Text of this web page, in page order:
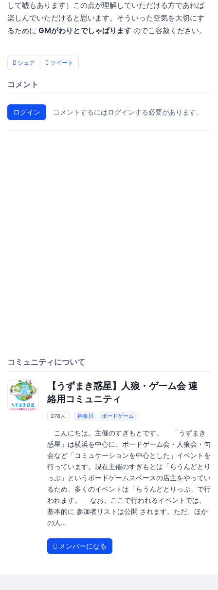
して嘘もあります）この点が理解していただける方であれば
楽しんでいただけると思います。そういった空気を大切にす
るために GMがわりとでしゃばります のでご容赦ください。
シェア ツイート
コメント
ログイン コメントするにはログインする必要があります。
コミュニティについて
【うずまき惑星】人狼・ゲーム会 連
絡用コミュニティ
278人 神奈川 ボードゲーム
こんにちは。主催のすぎもとです。 「うずまき
惑星」は横浜を中心に、ボードゲーム会・人狼会・句
会など「コミュケーションを中心とした」イベントを
行っています。現在主催のすぎもとは「らうんどとり
っぷ」というボードゲームスペースの店主をやってい
るため、多くのイベントは「らうんどとりっぷ」で行
われます。 なお、ここで行われるイベントでは、
基本的に 参加者リストは公開 されます。ただ、ほか
の人...
メンバーになる